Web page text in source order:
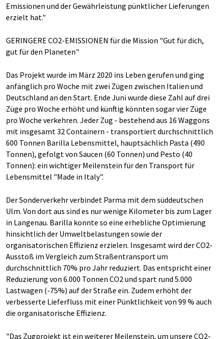
Emissionen und der Gewährleistung pünktlicher Lieferungen
erzielt hat."
GERINGERE CO2-EMISSIONEN für die Mission "Gut für dich,
gut für den Planeten"
Das Projekt wurde im März 2020 ins Leben gerufen und ging
anfänglich pro Woche mit zwei Zügen zwischen Italien und
Deutschland an den Start. Ende Juni wurde diese Zahl auf drei
Züge pro Woche erhöht und künftig könnten sogar vier Züge
pro Woche verkehren. Jeder Zug - bestehend aus 16 Waggons
mit insgesamt 32 Containern - transportiert durchschnittlich
600 Tonnen Barilla Lebensmittel, hauptsächlich Pasta (490
Tonnen), gefolgt von Saucen (60 Tonnen) und Pesto (40
Tonnen): ein wichtiger Meilenstein für den Transport für
Lebensmittel "Made in Italy".
Der Sonderverkehr verbindet Parma mit dem süddeutschen
Ulm. Von dort aus sind es nur wenige Kilometer bis zum Lager
in Langenau. Barilla konnte so eine erhebliche Optimierung
hinsichtlich der Umweltbelastungen sowie der
organisatorischen Effizienz erzielen. Insgesamt wird der CO2-
Ausstoß im Vergleich zum Straßentransport um
durchschnittlich 70% pro Jahr reduziert. Das entspricht einer
Reduzierung von 6.000 Tonnen CO2 und spart rund 5.000
Lastwagen (-75%) auf der Straße ein. Zudem erhöht der
verbesserte Lieferfluss mit einer Pünktlichkeit von 99 % auch
die organisatorische Effizienz.
"Das Zugprojekt ist ein weiterer Meilenstein, um unsere CO2-